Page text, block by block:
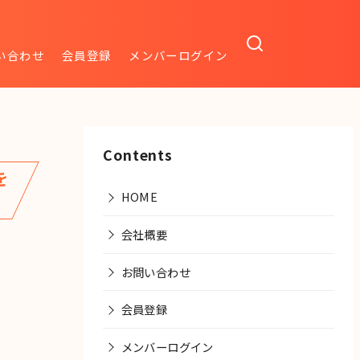
合わせ 会員登録 メンバーログイン
Contents
HOME
会社概要
お問い合わせ
会員登録
メンバーログイン